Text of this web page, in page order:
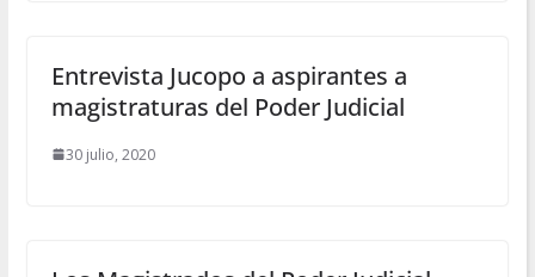
Entrevista Jucopo a aspirantes a
magistraturas del Poder Judicial
30 julio, 2020